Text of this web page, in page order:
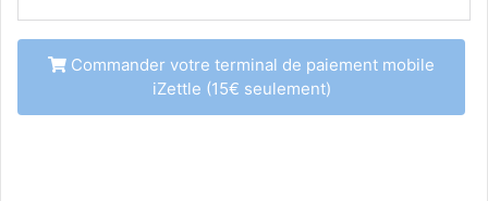
Commander votre terminal de paiement mobile
iZettle (15€ seulement)